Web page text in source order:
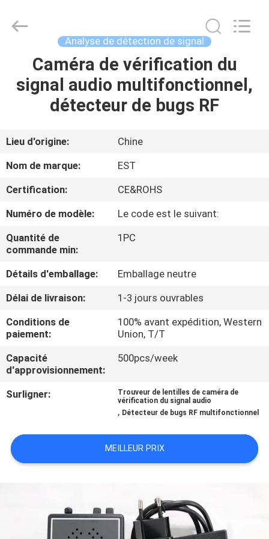
MAISON
VIDÉOS
AU
SUJET
DE
VISITE
DE
L'USINE
CONTRÔLE
DE
CONTACTEZ-
NOUVELLES
EASTLONGE
ELECTRONICS(HK)
Analyse de détection de signal
Caméra de vérification du
signal audio multifonctionnel,
détecteur de bugs RF
Lieu d'origine:
Chine
Nom de marque:
EST
Certification:
CE&ROHS
Numéro de modèle:
Le code est le suivant:
Quantité de
commande min:
1PC
Détails d'emballage:
Emballage neutre
Délai de livraison:
1-3 jours ouvrables
Conditions de
paiement:
100% avant expédition, Western
Union, T/T
Capacité
d'approvisionnement:
500pcs/week
Surligner:
Trouveur de lentilles de caméra de
vérification du signal audio
, Détecteur de bugs RF multifonctionnel
MEILLEUR PRIX